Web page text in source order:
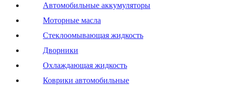
Автомобильные аккумуляторы
Моторные масла
Стеклоомывающая жидкость
Дворники
Охлаждающая жидкость
Коврики автомобильные